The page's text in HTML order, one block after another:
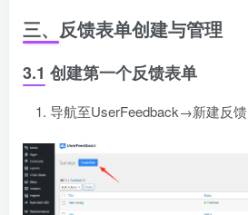
三、反馈表单创建与管理
3.1 创建第一个反馈表单
导航至UserFeedback→新建反馈